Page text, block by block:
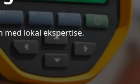
med lokal ekspertise.